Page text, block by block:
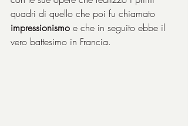
quadri di quello che poi fu chiamato
impressionismo e che in seguito ebbe il
vero battesimo in Francia.